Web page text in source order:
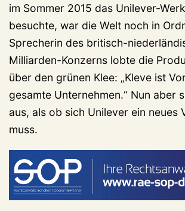
im Sommer 2015 das Unilever-
besuchte, war die Welt noch in
Sprecherin des britisch-
Milliarden-Konzerns lobte die
über den grünen Klee: „Kleve ist
gesamte Unternehmen.“ Nun aber
aus, als ob sich Unilever ein neues
muss.